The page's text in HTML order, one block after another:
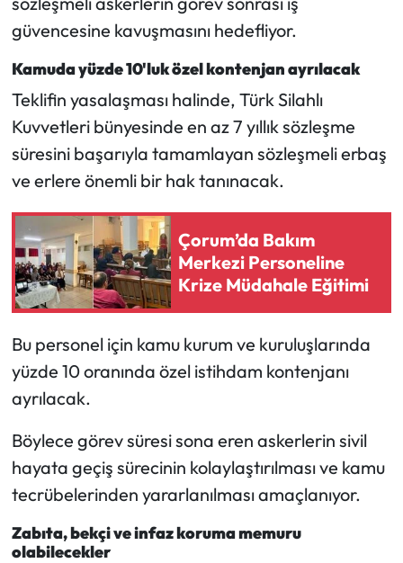
güvencesine kavuşmasını hedefliyor.
Kamuda yüzde 10'luk özel kontenjan ayrılacak
Teklifin yasalaşması halinde, Türk Silahlı
Kuvvetleri bünyesinde en az 7 yıllık sözleşme
süresini başarıyla tamamlayan sözleşmeli erbaş
ve erlere önemli bir hak tanınacak.
Çorum’da Bakım
Merkezi Personeline
Krize Müdahale Eğitimi
Bu personel için kamu kurum ve kuruluşlarında
yüzde 10 oranında özel istihdam kontenjanı
ayrılacak.
Böylece görev süresi sona eren askerlerin sivil
hayata geçiş sürecinin kolaylaştırılması ve kamu
tecrübelerinden yararlanılması amaçlanıyor.
Zabıta, bekçi ve infaz koruma memuru
olabilecekler
Resmi İlan
Sağlık
Siyaset
Spor
Sungurlu Haberleri
Turizm
Yaşam
Yemek Tarifleri